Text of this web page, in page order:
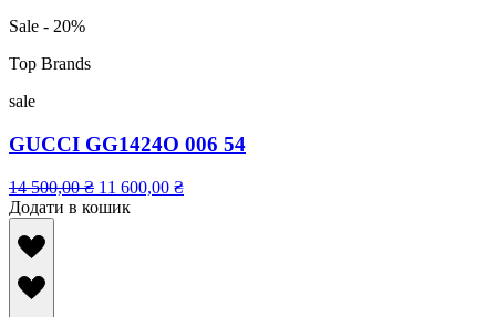
Sale - 20%
Top Brands
sale
GUCCI GG1424O 006 54
14 500,00₴ 11 600,00 ₴
Додати в кошик